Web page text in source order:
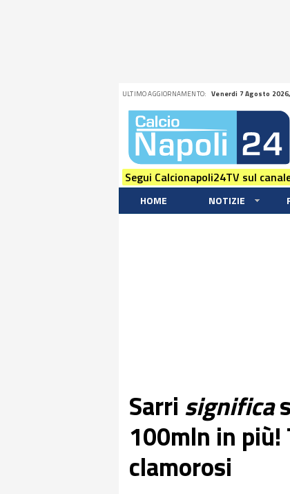
ULTIMO AGGIORNAMENTO: Venerdi 7 Agosto
Segui Calcionapoli24TV sul
HOME NOTIZIE
Sarri significa
100mln in più!
clamorosi